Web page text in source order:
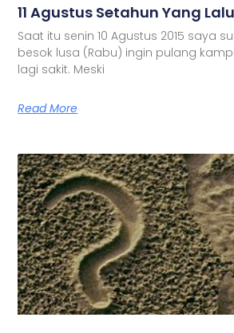
11 Agustus Setahun Yang Lalu
Saat itu senin 10 Agustus 2015 saya
besok lusa (Rabu) ingin pulang
lagi sakit. Meski
Read More